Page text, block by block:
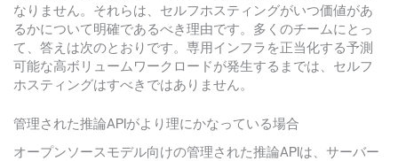
なりません。それらは、セルフホスティングがいつ価値があ
るかについて明確であるべき理由です。多くのチームにとっ
て、答えは次のとおりです。専用インフラを正当化する予測
可能な高ボリュームワークロードが発生するまでは、セルフ
ホスティングはすべきではありません。
管理された推論APIがより理にかなっている場合
オープンソースモデル向けの管理された推論APIは、サーバー